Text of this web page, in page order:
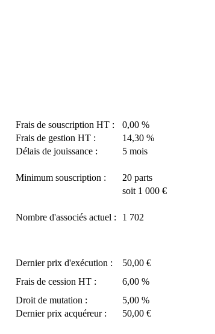
Frais de souscription HT :
0,00 %
Frais de gestion HT :
14,30 %
Délais de jouissance : 5 mois
Minimum souscription :
20 parts
soit 1 000 €
Nombre d'associés actuel : 1 702
Dernier prix d'exécution :
50,00 €
Frais de cession HT :
6,00 %
Droit de mutation :
5,00 %
Dernier prix acquéreur : 50,00 €